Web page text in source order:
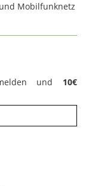
Mobilfunknetz
und 10€